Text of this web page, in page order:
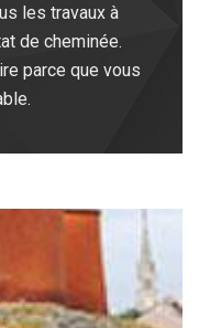
les travaux à
de cheminée.
parce que vous